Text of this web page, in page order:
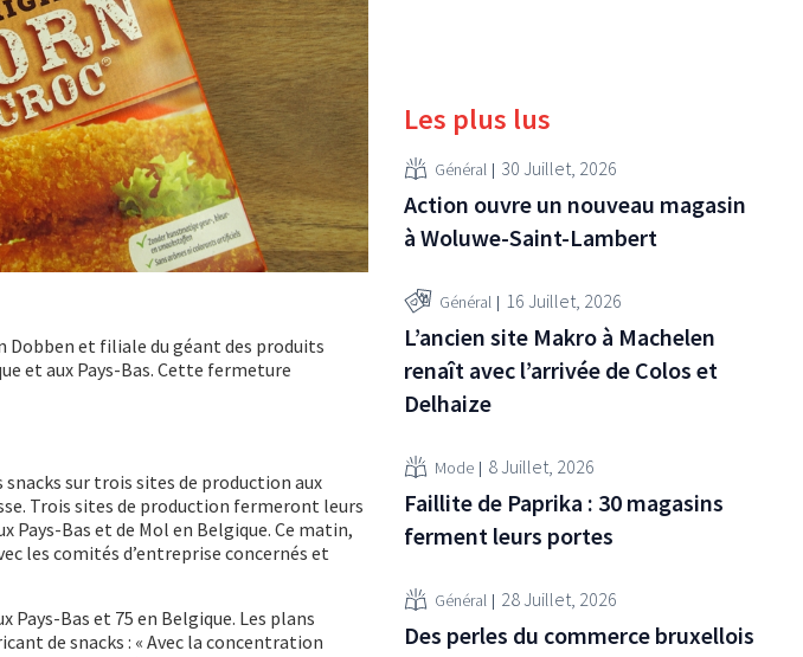
Dobben et filiale du géant des produits
et aux Pays-Bas. Cette fermeture
sur trois sites de production aux
Trois sites de production fermeront leurs
Pays-Bas et de Mol en Belgique. Ce matin,
les comités d’entreprise concernés et
Bas et 75 en Belgique. Les plans
de snacks : « Avec la concentration
Les plus lus
Général 30 Juillet, 2026
Action ouvre un nouveau magasin
à Woluwe-Saint-Lambert
Général 16 Juillet, 2026
L’ancien site Makro à Machelen
renaît avec l’arrivée de Colos et
Delhaize
Mode 8 Juillet, 2026
Faillite de Paprika : 30 magasins
ferment leurs portes
Général 28 Juillet, 2026
Des perles du commerce bruxellois